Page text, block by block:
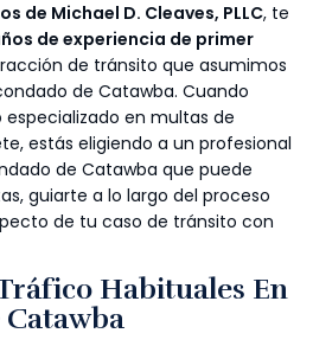
de Michael D. Cleaves, PLLC, te
de experiencia de primer
de tránsito que asumimos
de Catawba. Cuando
en multas de
estás eligiendo a un profesional
de Catawba que puede
guiarte a lo largo del proceso
de tu caso de tránsito con
Habituales En